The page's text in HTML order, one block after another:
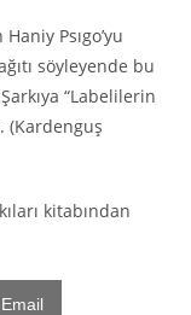
Psıgo’yu
söyleyende bu
“Labelilerin
(Kardenguş
kitabından
Email